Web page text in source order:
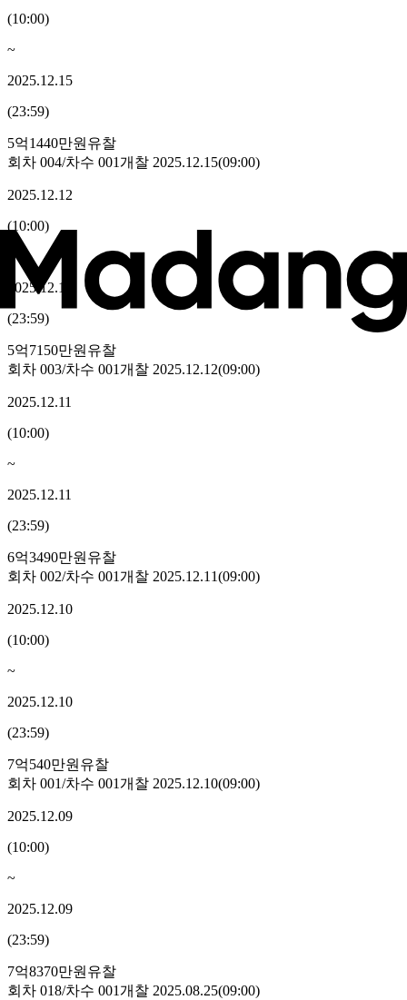
(10:00)
~
2025.12.15
(23:59)
5억1440만원 유찰
회차 004/차수 001개찰 2025.12.15(09:00)
2025.12.12
(10:00)
2025.12.12
(23:59)
5억7150만원 유찰
회차 003/차수 001개찰 2025.12.12(09:00)
2025.12.11
(10:00)
~
2025.12.11
(23:59)
6억3490만원 유찰
회차 002/차수 001개찰 2025.12.11(09:00)
2025.12.10
(10:00)
~
2025.12.10
(23:59)
7억540만원 유찰
회차 001/차수 001개찰 2025.12.10(09:00)
2025.12.09
(10:00)
~
2025.12.09
(23:59)
7억8370만원 유찰
회차 018/차수 001개찰 2025.08.25(09:00)